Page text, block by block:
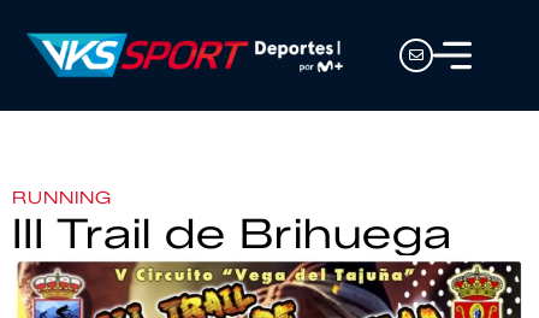
RUNNING
III Trail de Brihuega